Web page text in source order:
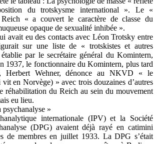
du trotskysme international ». Le «
« a couvert le caractère de classe du
opaque de sexualité inhibée ».
avait eu des contacts avec Léon Trotsky entre
sur une liste de « trotskistes et autres
par le secrétaire général du Komintern,
1937, le fonctionnaire du Komintern, plus tard
Herbert Wehner, dénonce au NKVD « le
en Norvège) » avec trois douzaines d’autres
réhabilitation du Reich au sein du mouvement
eu lieu.
psychanalyse »
internationale (IPV) et la Société
(DPG) avaient déjà rayé en catimini
de membres en juillet 1933. La DPG s’était